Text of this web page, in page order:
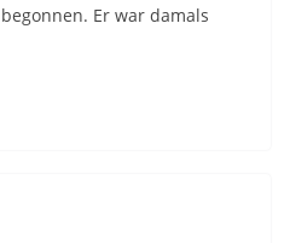
Er war damals